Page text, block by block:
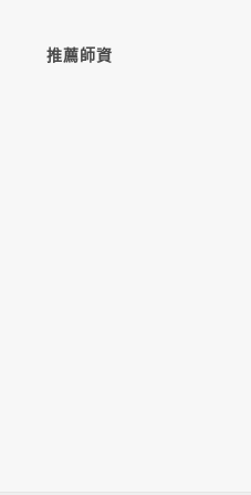
推薦師資